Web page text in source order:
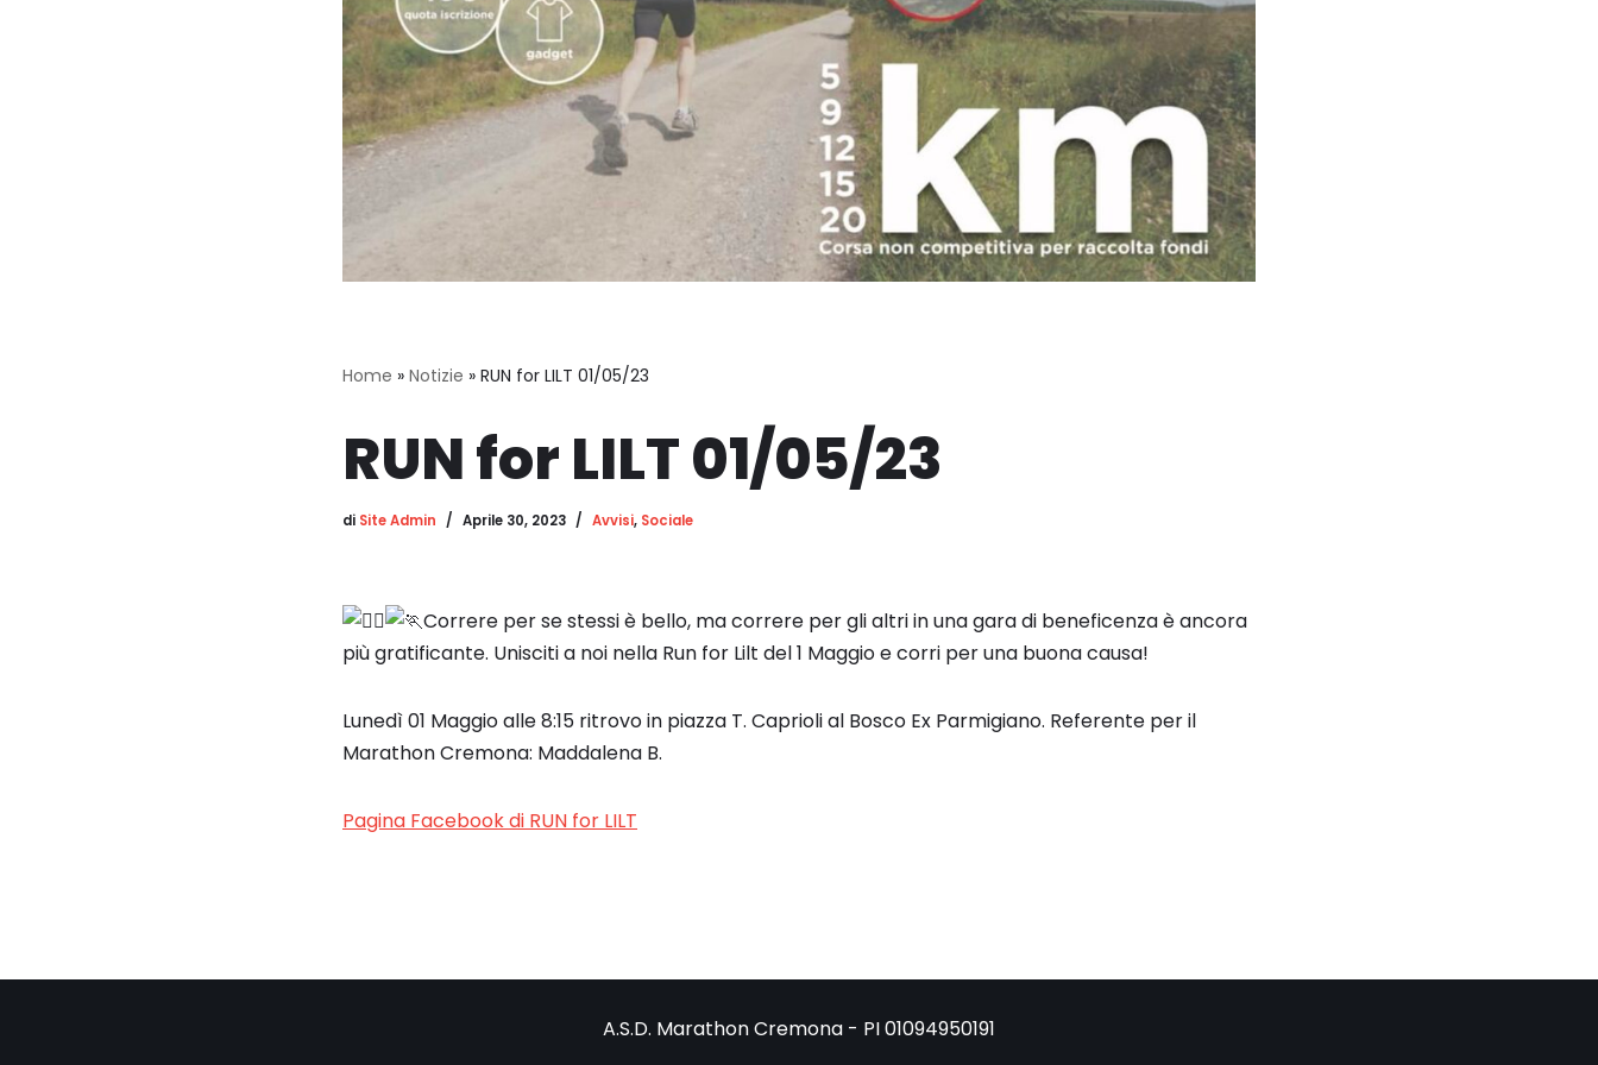
Home » Notizie » RUN for LILT 01/05/23
RUN for LILT 01/05/23
di Site Admin Aprile 30, 2023 Avvisi, Sociale
Correre per se stessi è bello, ma correre per gli altri in una gara di beneficenza è ancora
più gratificante. Unisciti a noi nella Run for Lilt del 1 Maggio e corri per una buona causa!
Lunedì 01 Maggio alle 8:15 ritrovo in piazza T. Caprioli al Bosco Ex Parmigiano. Referente per il
Marathon Cremona: Maddalena B.
Pagina Facebook di RUN for LILT
A.S.D. Marathon Cremona - PI 01094950191